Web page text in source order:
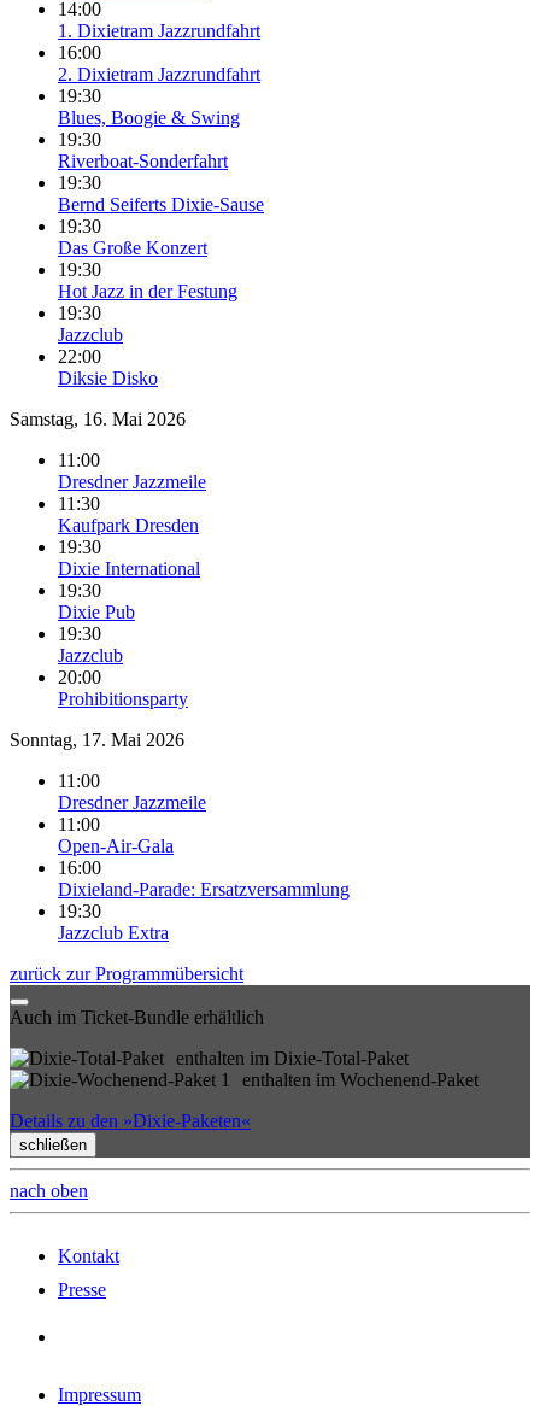
14:00
1. Dixietram Jazzrundfahrt
16:00
2. Dixietram Jazzrundfahrt
19:30
Blues, Boogie & Swing
19:30
Riverboat-Sonderfahrt
19:30
Bernd Seiferts Dixie-Sause
19:30
Das Große Konzert
19:30
Hot Jazz in der Festung
19:30
Jazzclub
22:00
Diksie Disko
Samstag, 16. Mai 2026
11:00
Dresdner Jazzmeile
11:30
Kaufpark Dresden
19:30
Dixie International
19:30
Dixie Pub
19:30
Jazzclub
20:00
Prohibitionsparty
Sonntag, 17. Mai 2026
11:00
Dresdner Jazzmeile
11:00
Open-Air-Gala
16:00
Dixieland-Parade: Ersatzversammlung
19:30
Jazzclub Extra
zurück zur Programmübersicht
Auch im Ticket-Bundle erhältlich
enthalten im Dixie-Total-Paket
enthalten im Wochenend-Paket
Details zu den »Dixie-Paketen«
schließen
nach oben
Kontakt
Presse
Impressum